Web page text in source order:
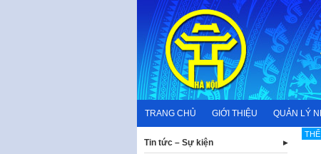
content
TRANG CHỦ GIỚI THIỆU QUẢN LÝ
Tin tức – Sự kiện